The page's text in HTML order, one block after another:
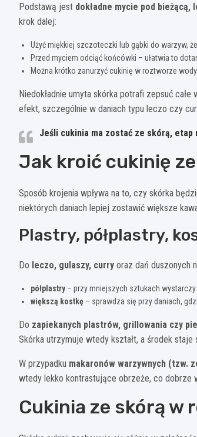
Podstawą jest dokładne mycie pod bieżącą,
krok dalej:
Użyć miękkiej szczoteczki lub gąbki do warzyw,
Przed myciem odciąć końcówki – ułatwia to
Można krótko zanurzyć cukinię w roztworze
Niedokładnie umyta skórka potrafi zepsuć
efekt, szczególnie w daniach typu leczo czy
Jeśli cukinia ma zostać ze skórą,
Jak kroić cukinię
Sposób krojenia wpływa na to, czy skórka
niektórych daniach lepiej zostawić większe
Plastry, półplastry,
Do leczo, gulaszy, curry oraz dań duszonych
półplastry– przy mniejszych sztukach wystarczy
większą kostkę – sprawdza się przy daniach,
Do zapiekanych plastrów, grillowania czy
Skórka utrzymuje wtedy kształt, a środek staje
W przypadku makaronów warzywnych (tzw.
wtedy lekko kontrastujące obrzeże, co dobrze
Cukinia ze skórą w